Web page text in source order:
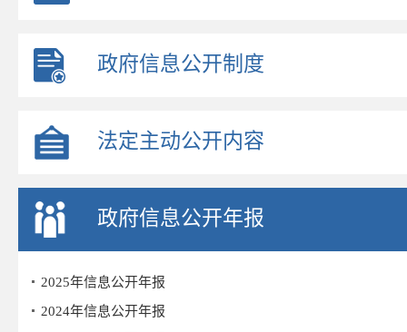
政府信息公开制度
法定主动公开内容
政府信息公开年报
2025年信息公开年报
2024年信息公开年报